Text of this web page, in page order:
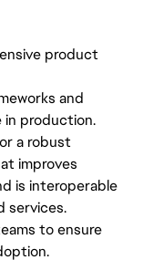
product
and
production.
a robust
improves
is interoperable
services.
to ensure